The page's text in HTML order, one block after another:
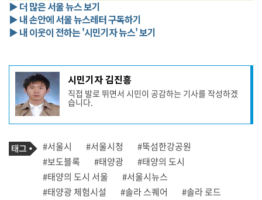
▶ 더 많은 서울 뉴스 보기
▶ 내 손안에 서울 뉴스레터 구독하기
▶ 내 이웃이 전하는 '시민기자 뉴스' 보기
기
사
작
성
자
프
필
시민기자 김진흥
직접 발로 뛰면서 시민이 공감하는 기사를 작성하겠
습니다.
기
사
관
련
태
그
태
그
#서울시 #서울시청
#뚝섬한강공원
#보도블록
#태양광
#태양의 도시
#태양의 도시 서울
#서울시뉴스
#태양광 체험시설
#솔라 스퀘어
#솔라 로드